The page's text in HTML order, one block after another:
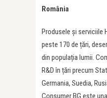
România
Produsele și serviciile
peste 170 de țări,
din populația lumii.
R&D în țări precum
Germania, Suedia,
Consumer BG este